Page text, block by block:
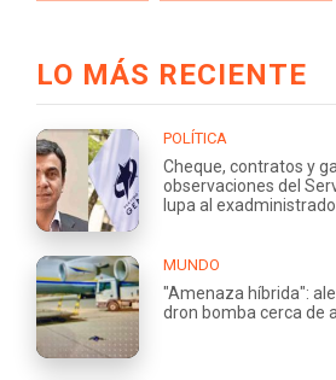
LO MÁS RECIENTE
POLÍTICA
Cheque, contratos y
observaciones del
lupa al
MUNDO
"Amenaza híbrida":
dron bomba cerca de